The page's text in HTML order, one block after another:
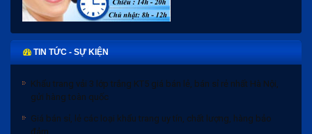
TIN TỨC - SỰ KIỆN
Khẩu trang vải 3 lớp trắng KT5 giá bán lẻ, bán sỉ rẻ nhất Hà Nội,
gửi hàng toàn quốc
Giá bán sỉ, lẻ các loại khẩu trang uy tín, chất lượng, hàng bảo
đảm